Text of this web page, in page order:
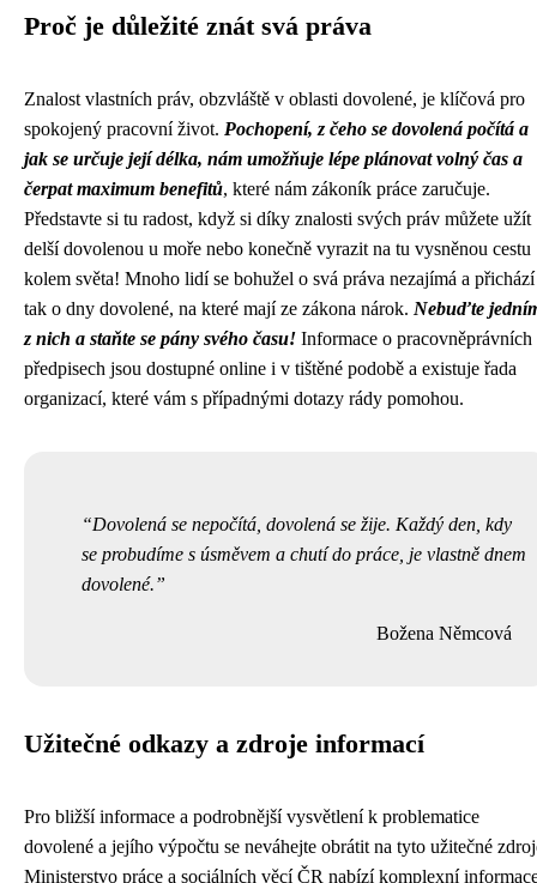
Proč je důležité znát svá práva
Znalost vlastních práv, obzvláště v oblasti dovolené, je klíčová pro
spokojený pracovní život. Pochopení, z čeho se dovolená počítá a
jak se určuje její délka, nám umožňuje lépe plánovat volný čas a
čerpat maximum benefitů, které nám zákoník práce zaručuje.
Představte si tu radost, když si díky znalosti svých práv můžete užít
delší dovolenou u moře nebo konečně vyrazit na tu vysněnou cestu
kolem světa! Mnoho lidí se bohužel o svá práva nezajímá a přichází
tak o dny dovolené, na které mají ze zákona nárok. Nebuďte
z nich a staňte se pány svého času! Informace o pracovněprávních
předpisech jsou dostupné online i v tištěné podobě a existuje řada
organizací, které vám s případnými dotazy rády pomohou.
Dovolená se nepočítá, dovolená se žije. Každý den, kdy
se probudíme s úsměvem a chutí do práce, je vlastně dnem
dovolené.
Božena Němcová
Užitečné odkazy a zdroje informací
Pro bližší informace a podrobnější vysvětlení k problematice
dovolené a jejího výpočtu se neváhejte obrátit na tyto užitečné
Ministerstvo práce a sociálních věcí ČR nabízí komplexní